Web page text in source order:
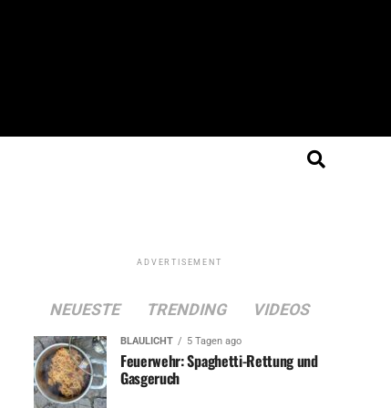
ADVERTISEMENT
NEUESTE TRENDING VIDEOS
BLAULICHT 5 Tagen ago
Feuerwehr: Spaghetti-Rettung und
Gasgeruch